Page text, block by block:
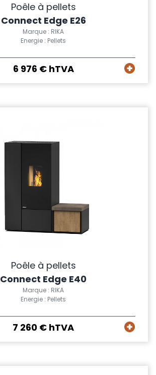
Poêle à pellets
Connect Edge E26
Marque : RIKA
Energie : Pellets
6 976 € hTVA
Poêle à pellets
Connect Edge E40
Marque : RIKA
Energie : Pellets
7 260 € hTVA